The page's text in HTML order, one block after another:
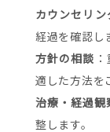
カウンセリン
経過を確認し
方針の相談
適した方法を
治療・経過観
整します。